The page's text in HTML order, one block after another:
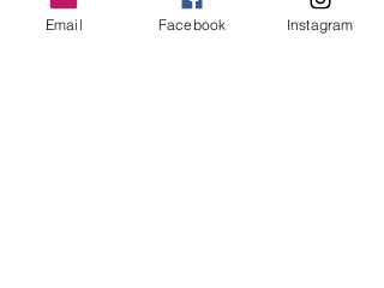
Email Facebook Instagram